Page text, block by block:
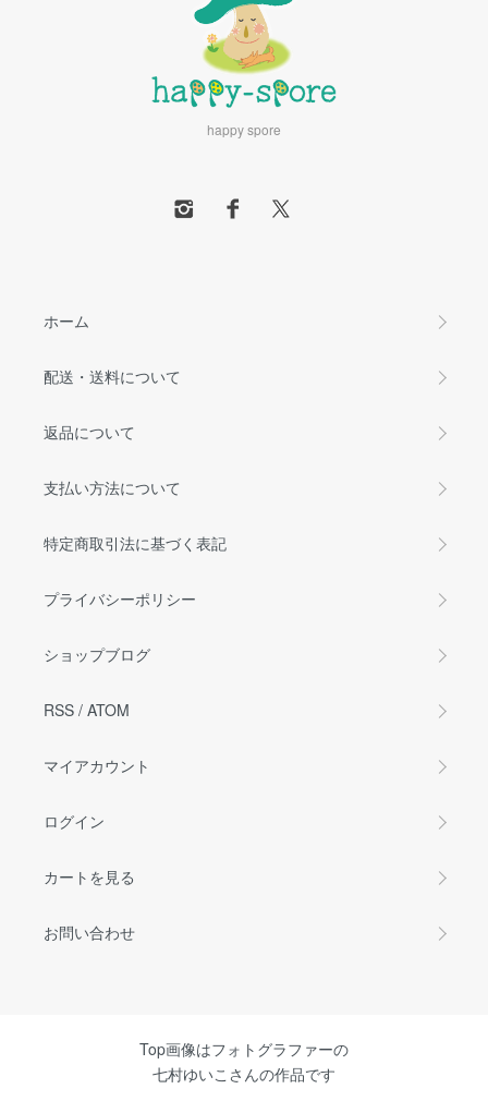
happy spore
ホーム
配送・送料について
返品について
支払い方法について
特定商取引法に基づく表記
プライバシーポリシー
ショップブログ
RSS / ATOM
マイアカウント
ログイン
カートを見る
お問い合わせ
Top画像はフォトグラファーの
七村ゆいこさんの作品です